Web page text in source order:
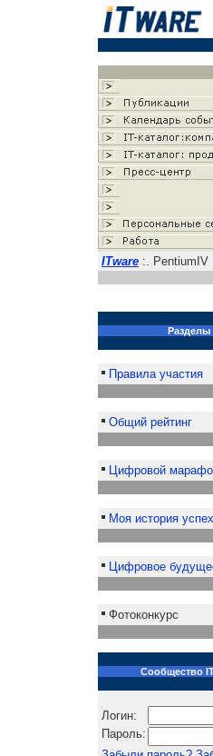
ITware :. PentiumIV
Разделы
Правила участия
Общий рейтинг
Цифровой
Моя история
Цифровое
Фотоконкурс
Сообщество
Логин:
Пароль: